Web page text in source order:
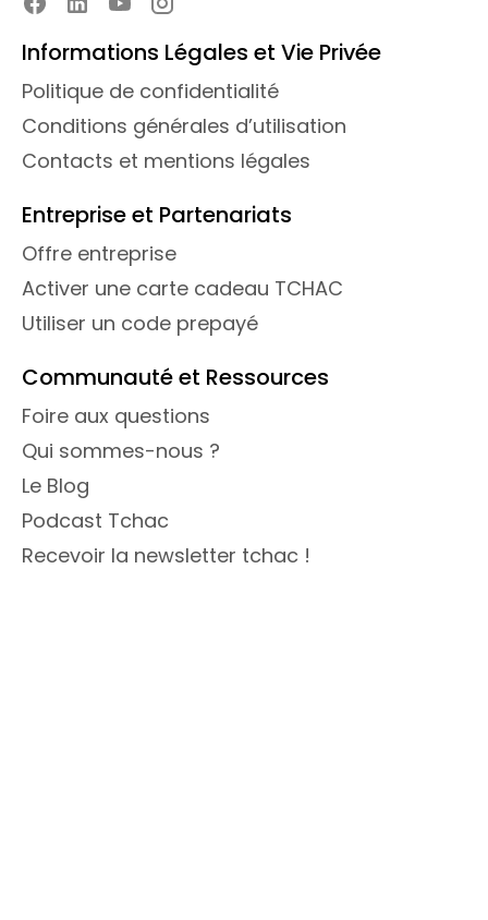
Informations Légales et Vie Privée
Politique de confidentialité
Conditions générales d’utilisation
Contacts et mentions légales
Entreprise et Partenariats
Offre entreprise
Activer une carte cadeau TCHAC
Utiliser un code prepayé
Communauté et Ressources
Foire aux questions
Qui sommes-nous ?
Le Blog
Podcast Tchac
Recevoir la newsletter tchac !